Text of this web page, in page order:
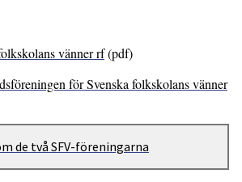
vänner rf(pdf)
för Svenska folkskolans vänner
de två SFV-föreningarna